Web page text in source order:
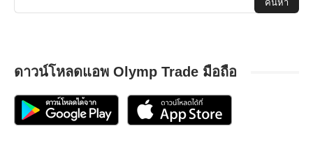
ดาวน์โหลดแอพ Olymp Trade มือถือ